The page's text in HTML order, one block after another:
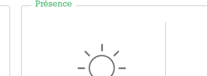
Présence